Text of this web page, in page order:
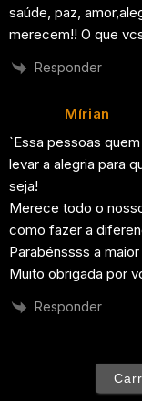
saúde, paz,
merecem!! O que
Responder
Mírian
`Essa pessoas
levar a alegria para
seja!
Merece todo o
como fazer a
Parabénssss a
Muito obrigada por
Responder